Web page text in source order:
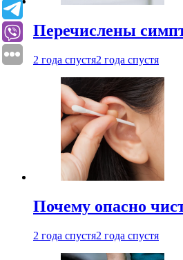
Перечислены
2 года спустя2 года спустя
Почему опасно
2 года спустя2 года спустя